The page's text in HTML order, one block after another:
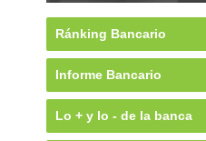
Ránking Bancario
Informe Bancario
Lo + y lo - de la banca